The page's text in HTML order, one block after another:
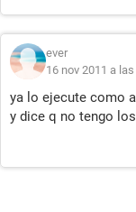
ever
16 nov 2011 a
ya lo ejecute como
y dice q no tengo